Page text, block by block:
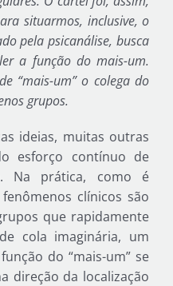
situarmos, inclusive, o
pela psicanálise, busca
a função do mais-um.
“mais-um” o colega do
grupos.
ideias, muitas outras
esforço contínuo de
Na prática, como é
clínicos são
que rapidamente
cola imaginária, um
do “mais-um” se
direção da localização